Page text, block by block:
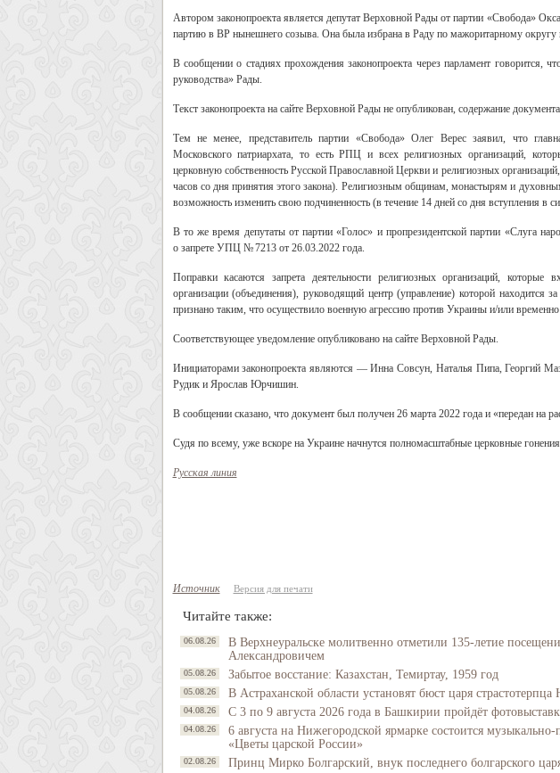
Автором законопроекта является депутат Верховной Рады от партии «Свобода»
партию в ВР нынешнего созыва. Она была избрана в Раду по мажоритарному округу
В сообщении о стадиях прохождения законопроекта через парламент говорится,
руководства» Рады.
Текст законопроекта на сайте Верховной Рады не опубликован, содержание
Тем не менее, представитель партии «Свобода» Олег Верес заявил, что
Московского патриархата, то есть РПЦ и всех религиозных организаций,
церковную собственность Русской Православной Церкви и религиозных
часов со дня принятия этого закона). Религиозным общинам, монастырям и
возможность изменить свою подчиненность (в течение 14 дней со дня вступления в
В то же время депутаты от партии «Голос» и пропрезидентской партии «Слуга
о запрете УПЦ № 7213 от 26.03.2022 года.
Поправки касаются запрета деятельности религиозных организаций, которые
организации (объединения), руководящий центр (управление) которой находится
признано таким, что осуществило военную агрессию против Украины и/или
Соответствующее уведомление опубликовано на сайте Верховной Рады.
Инициаторами законопроекта являются — Инна Совсун, Наталья Пипа, Георгий
Рудик и Ярослав Юрчишин.
В сообщении сказано, что документ был получен 26 марта 2022 года и «передан на
Судя по всему, уже вскоре на Украине начнутся полномасштабные церковные
Русская линия
Источник Версия для печати
Читайте также:
06.08.26
В Верхнеуральске молитвенно отметили 135-летие
Александровичем
05.08.26 Забытое восстание: Казахстан, Темиртау, 1959 год
05.08.26 В Астраханской области установят бюст царя страстотерпца
04.08.26 С 3 по 9 августа 2026 года в Башкирии пройдёт
04.08.26
6 августа на Нижегородской ярмарке состоится
«Цветы царской России»
02.08.26 Принц Мирко Болгарский, внук последнего болгарского